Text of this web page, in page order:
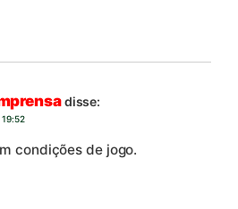
disse:
condições de jogo.